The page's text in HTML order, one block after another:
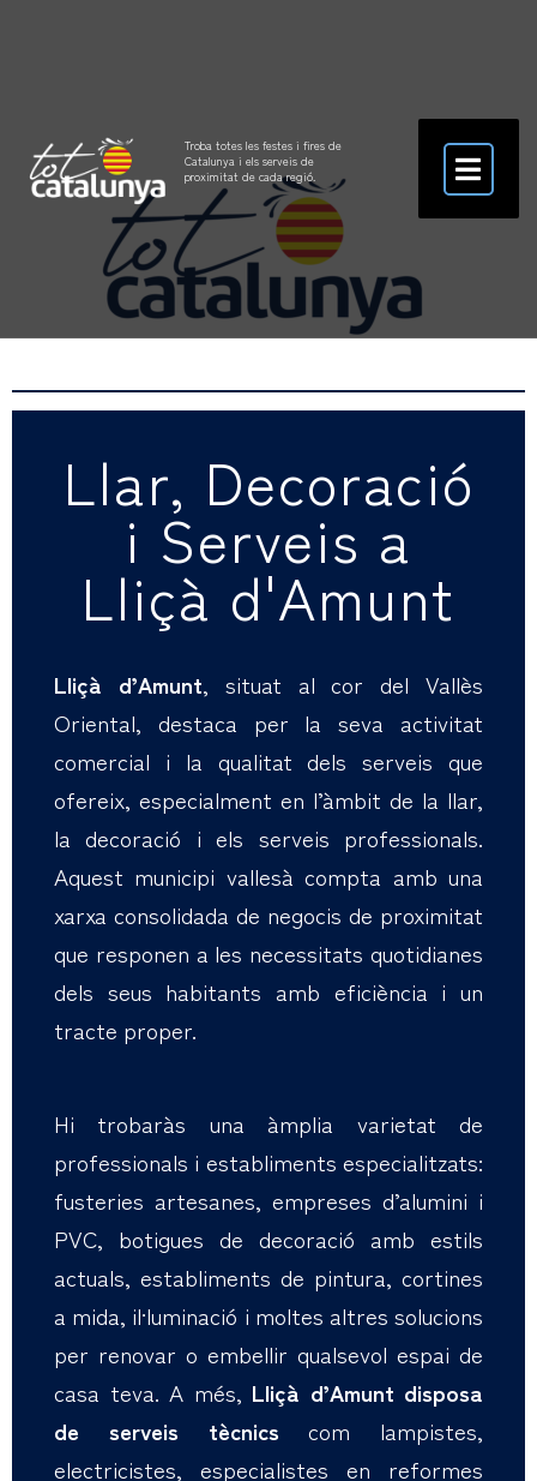
Troba totes les festes i fires de
Catalunya i els serveis de
proximitat de cada regió.
Llar, Decoració
i Serveis a
Lliçà d'Amunt
Lliçà d’Amunt, situat al cor del Vallès
Oriental, destaca per la seva activitat
comercial i la qualitat dels serveis que
ofereix, especialment en l’àmbit de la llar,
la decoració i els serveis professionals.
Aquest municipi vallesà compta amb una
xarxa consolidada de negocis de proximitat
que responen a les necessitats quotidianes
dels seus habitants amb eficiència i un
tracte proper.
Hi trobaràs una àmplia varietat de
professionals i establiments especialitzats:
fusteries artesanes, empreses d’alumini i
PVC, botigues de decoració amb estils
actuals, establiments de pintura, cortines
a mida, il·luminació i moltes altres solucions
per renovar o embellir qualsevol espai de
casa teva. A més, Lliçà d’Amunt disposa
de serveis tècnics com lampistes,
electricistes, especialistes en reformes